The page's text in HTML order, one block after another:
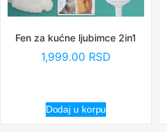
Fen za kućne ljubimce 2in1
1,999.00 RSD
Dodaj u korpu